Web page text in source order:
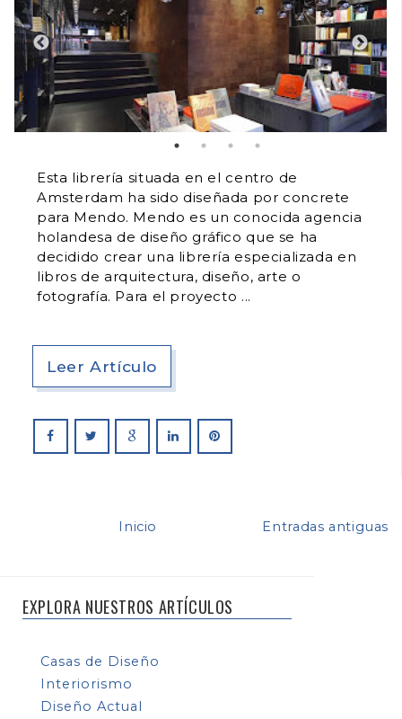
Esta librería situada en el centro de
Amsterdam ha sido diseñada por concrete
para Mendo. Mendo es un conocida agencia
holandesa de diseño gráfico que se ha
decidido crear una librería especializada en
libros de arquitectura, diseño, arte o
fotografía. Para el proyecto
Leer Artículo
Entradas antiguas
Inicio
EXPLORA NUESTROS ARTÍCULOS
Casas de Diseño
Interiorismo
Diseño Actual